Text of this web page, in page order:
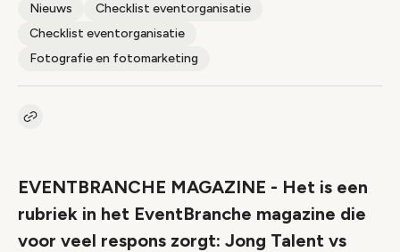
Nieuws
Checklist eventorganisatie
Checklist eventorganisatie
Fotografie en fotomarketing
Kopieer link naar artikel
EVENTBRANCHE MAGAZINE - Het is een
rubriek in het EventBranche magazine die
voor veel respons zorgt: Jong Talent vs